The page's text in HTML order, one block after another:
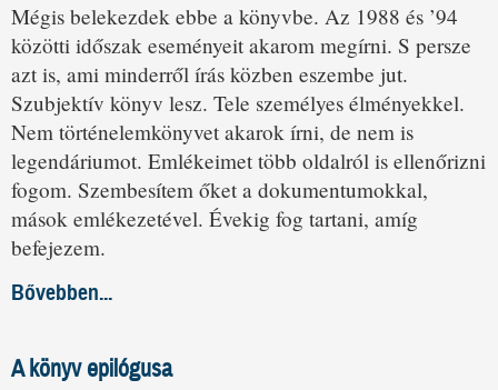
Mégis belekezdek ebbe a könyvbe. Az 1988 és ’94
közötti időszak eseményeit akarom megírni. S persze
azt is, ami minderről írás közben eszembe jut.
Szubjektív könyv lesz. Tele személyes élményekkel.
Nem történelemkönyvet akarok írni, de nem is
legendáriumot. Emlékeimet több oldalról is ellenőrizni
fogom. Szembesítem őket a dokumentumokkal,
mások emlékezetével. Évekig fog tartani, amíg
befejezem.
Bővebben...
A könyv epilógusa